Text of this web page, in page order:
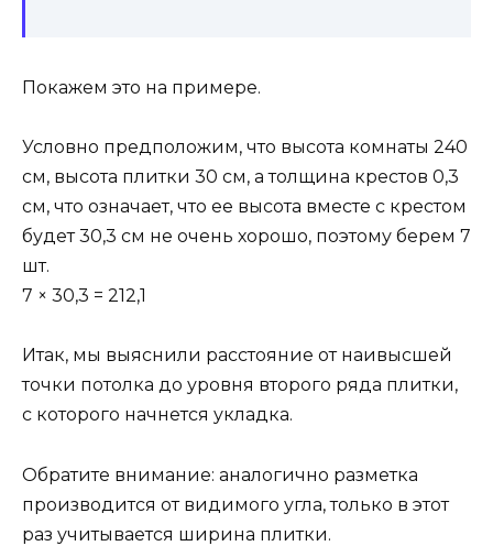
Покажем это на примере.
Условно предположим, что высота комнаты 240
см, высота плитки 30 см, а толщина крестов 0,3
см, что означает, что ее высота вместе с крестом
будет 30,3 см не очень хорошо, поэтому берем 7
шт.
7 × 30,3 = 212,1
Итак, мы выяснили расстояние от наивысшей
точки потолка до уровня второго ряда плитки,
с которого начнется укладка.
Обратите внимание: аналогично разметка
производится от видимого угла, только в этот
раз учитывается ширина плитки.